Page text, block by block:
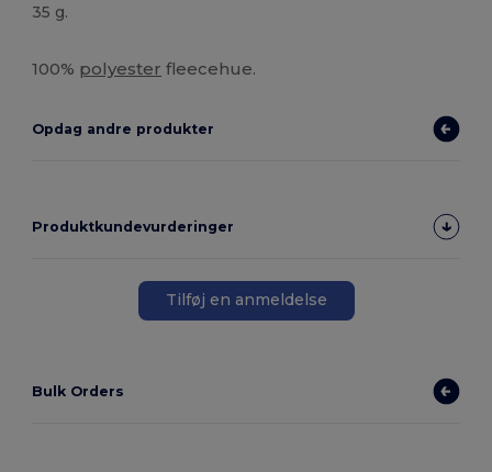
35 g.
100% polyester fleecehue.
Opdag andre produkter
Produktkundevurderinger
Tilføj en anmeldelse
Bulk Orders